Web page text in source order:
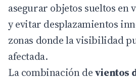
asegurar objetos sueltos en
y evitar desplazamientos
zonas donde la visibilidad
afectada.
La combinación devientos